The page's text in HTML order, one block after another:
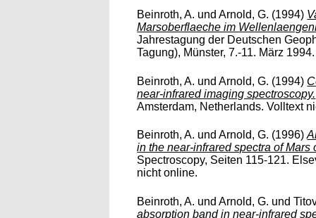
Beinroth, A. undArnold, G. (1994)
Marsoberflaeche im
Jahrestagung der Deutschen
Tagung), Münster, 7.-11. März
Beinroth, A. undArnold, G. (1994)
near-infrared imaging spectroscopy.
Amsterdam, Netherlands. Volltext
Beinroth, A. undArnold, G. (1996)
in the near-infrared spectra of
Spectroscopy, Seiten 115-121.
nicht online.
Beinroth, A. undArnold, G. und
absorption band in near-infrared